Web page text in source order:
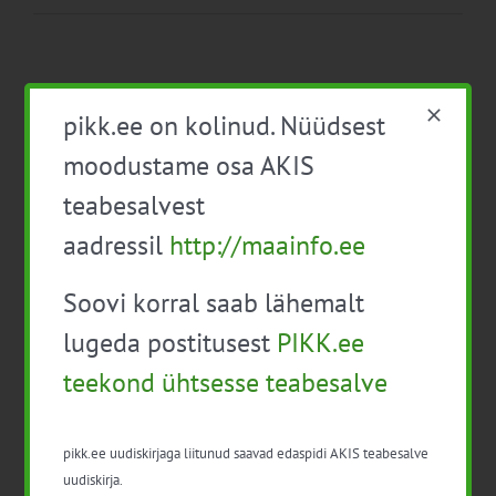
Viimased uudised
PIKK.ee teekond ühtsesse teabesalve
Ammendatud turbaalad marjapõldudeks
Virtuaaltara: unistusest praktilise tööriistani
Turuaiandus kui elustiil ja äri: Väike Mahetalu
pikk.ee on kolinud. Nüüdsest
moodustame osa AKIS
teabesalvest
aadressil http://maainfo.ee
Soovi korral saab lähemalt
lugeda postitusest PIKK.ee
teekond ühtsesse teabesalve
pikk.ee uudiskirjaga liitunud saavad edaspidi AKIS teabesalve
uudiskirja.